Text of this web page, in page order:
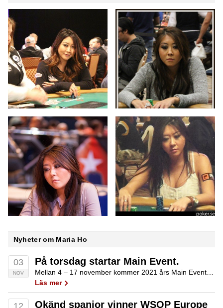
Nyheter om Maria Ho
03
NOV
På torsdag startar Main Event.
Läs mer
12 Okänd spanjor vinner WSOP Europe